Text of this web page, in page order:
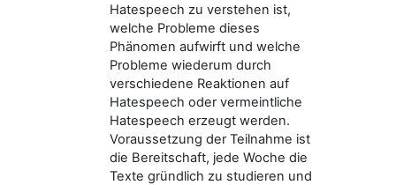
Hatespeech zu verstehen ist,
welche Probleme dieses
Phänomen aufwirft und welche
Probleme wiederum durch
verschiedene Reaktionen auf
Hatespeech oder vermeintliche
Hatespeech erzeugt werden.
Voraussetzung der Teilnahme ist
die Bereitschaft, jede Woche die
Texte gründlich zu studieren und